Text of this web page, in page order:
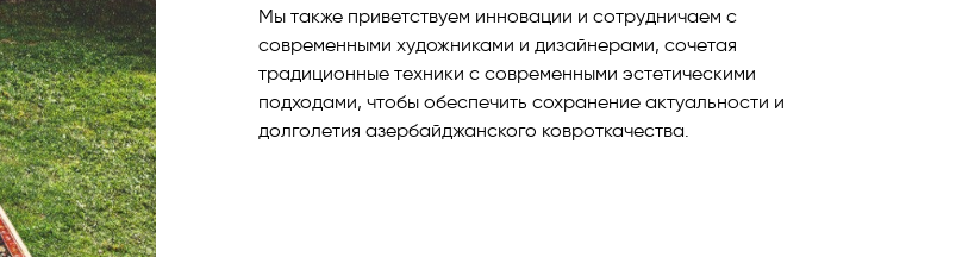
Мы также приветствуем инновации и сотрудничаем с
современными художниками и дизайнерами, сочетая
традиционные техники с современными эстетическими
подходами, чтобы обеспечить сохранение актуальности и
долголетия азербайджанского ковроткачества.